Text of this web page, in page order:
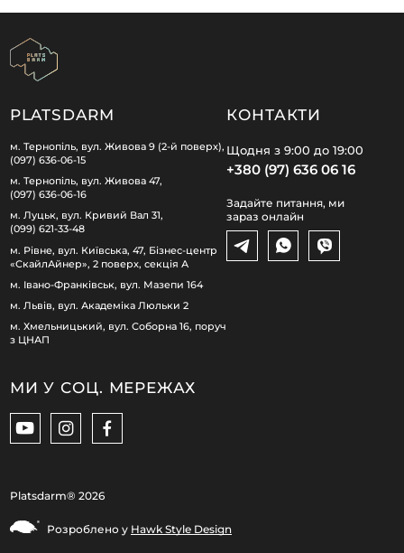
PLATSDARM
м. Тернопіль, вул. Живова 9 (2-й поверх),
(097) 636-06-15
м. Тернопіль, вул. Живова 47,
(097) 636-06-16
м. Луцьк, вул. Кривий Вал 31,
(099) 621-33-48
м. Рівне, вул. Київська, 47, Бізнес-центр
«СкайлАйнер», 2 поверх, секція А
м. Івано-Франківськ, вул. Мазепи 164
м. Львів, вул. Академіка Люльки 2
м. Хмельницький, вул. Соборна 16, поруч
з ЦНАП
КОНТАКТИ
Щодня з 9:00 до 19:00
+380 (97) 636 06 16
Задайте питання, ми
зараз онлайн
МИ У СОЦ. МЕРЕЖАХ
Platsdarm® 2026
Розроблено у Hawk Style Design